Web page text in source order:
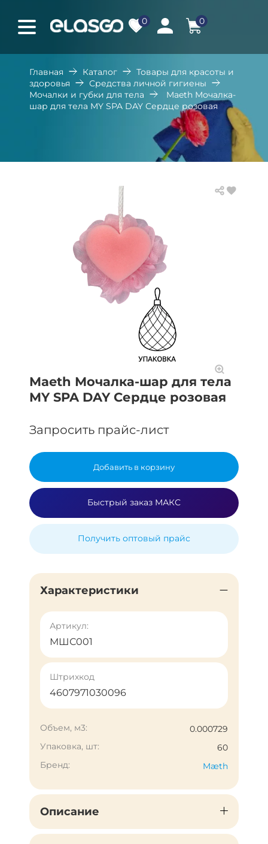
0 0
Главная Каталог
Товары для красоты и
здоровья
Средства личной гигиены
Мочалки и губки для тела
Maeth Мочалка-
шар для тела MY SPA DAY Сердце розовая
Maeth Мочалка-шар для тела
MY SPA DAY Сердце розовая
Запросить прайс-лист
Добавить в корзину
Быстрый заказ МАКС
Получить оптовый прайс
Характеристики
Артикул:
МШС001
Штрихкод
4607971030096
Объем, м3:
0.000729
Упаковка, шт:
60
Бренд:
Mæth
Описание